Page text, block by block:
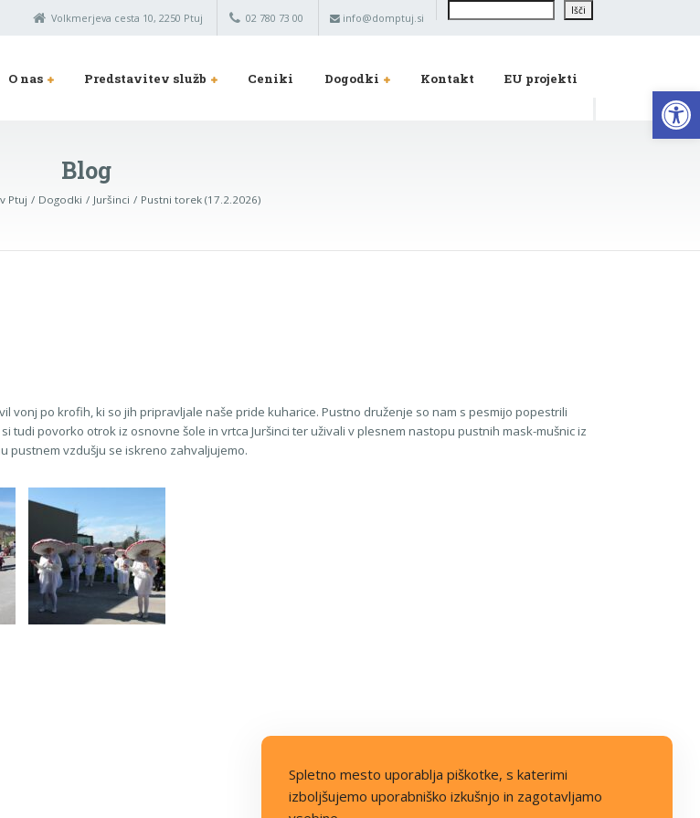
Volkmerjeva cesta 10, 2250 Ptuj 02 780 73 00 info@domptuj.si
Išči
O nas Predstavitev služb Ceniki Dogodki Kontakt EU projekti
Blog
Ptuj Dogodki Juršinci Pustni torek (17.2.2026)
vonj po krofih, ki so jih pripravljale naše pride kuharice. Pustno druženje so nam s pesmijo popestrili
povorko otrok iz osnovne šole in vrtca Juršinci ter uživali v plesnem nastopu pustnih mask-mušnic iz
pustnem vzdušju se iskreno zahvaljujemo.
Spletno mesto uporablja piškotke, s katerimi
izboljšujemo uporabniško izkušnjo in zagotavljamo